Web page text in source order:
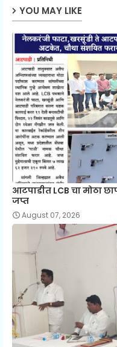
YOU MAY LIKE
आटपाडीत LCB चा मोठा
जप्त
August 07, 2026